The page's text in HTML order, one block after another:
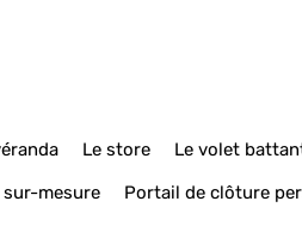
Le store Le volet
sur-mesure Portail de clôture